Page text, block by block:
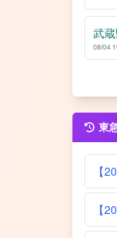
武
08/04
東
【
【